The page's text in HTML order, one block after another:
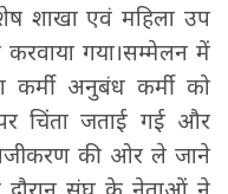
शाखा एवं महिला उप
करवाया गया।सम्मेलन में
कर्मी अनुबंध कर्मी को
चिंता जताई गई और
निजीकरण की ओर ले जाने